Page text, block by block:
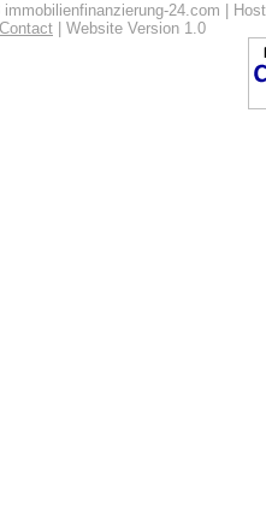
24.com |
Contact | Website Version 1.0